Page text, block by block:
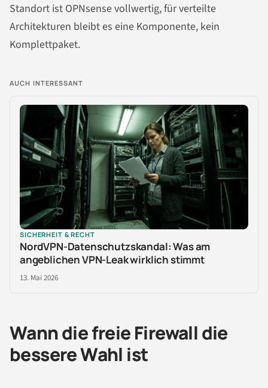
Standort ist OPNsense vollwertig, für verteilte
Architekturen bleibt es eine Komponente, kein
Komplettpaket.
AUCH INTERESSANT
SICHERHEIT & RECHT
NordVPN-Datenschutzskandal: Was am
angeblichen VPN-Leak wirklich stimmt
13. Mai 2026
Wann die freie Firewall die
bessere Wahl ist